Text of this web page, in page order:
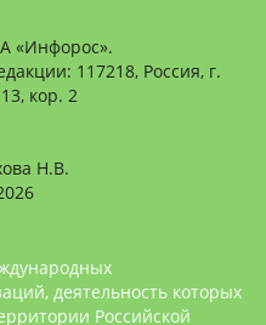
«Инфорос».
117218, Россия, г.
кор. 2
Н.В.
деятельность которых
Российской